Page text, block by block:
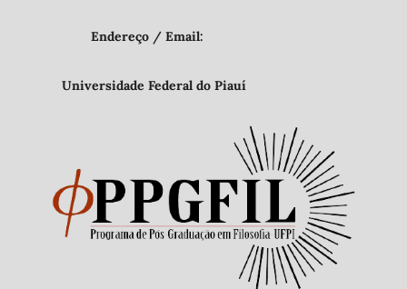
Endereço / Email:
Universidade Federal do Piauí